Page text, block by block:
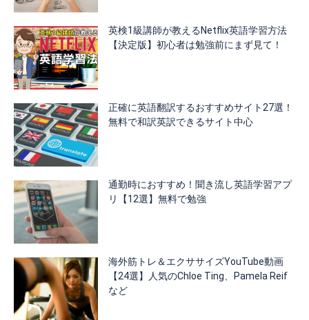
英検1級講師が教えるNetflix英語学習方法
【決定版】初心者は勉強前にまず見て！
正確に英語翻訳するおすすめサイト27選！
無料で和訳英訳できるサイト中心
通勤時におすすめ！聞き流し英語学習アプ
リ【12選】無料で勉強
海外筋トレ＆エクササイズYouTube動画
【24選】人気のChloe Ting、Pamela Reif
など